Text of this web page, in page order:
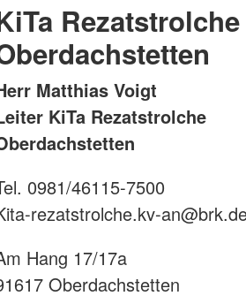
Rezatstrolche
Matthias Voigt
KiTa Rezatstrolche
0981/46115-7500
rezatstrolche.kv-
Hang 17/17a
Oberdachstetten